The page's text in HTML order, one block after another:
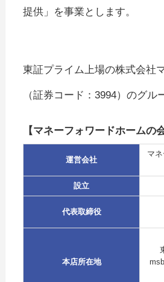
提供」を事業とします。
東証プライム上場の株式会社
（証券コード：3994）のグル
【マネーフォワードホームの
運営会社
マ
設立
代表取締役
本店所在地